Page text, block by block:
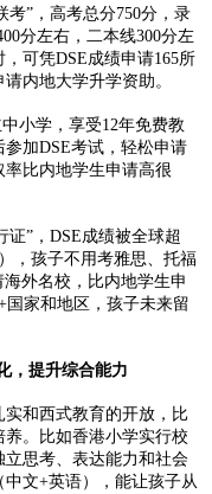
考”，高考总分750分，录
分左右，二本线300分左
可凭DSE成绩申请165所
内地大学升学资助。
小学，享受12年免费教
加DSE考试，轻松申请
比内地学生申请高很
证”，DSE成绩被全球超
，孩子不用考雅思、托福
海外名校，比内地学生申
国家和地区，孩子未来留
提升综合能力
和西式教育的开放，比
。比如香港小学实行校
思考、表达能力和社会
文+英语），能让孩子从